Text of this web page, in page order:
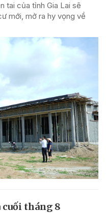
tai của tỉnh Gia Lai sẽ
mới, mở ra hy vọng về
cuối tháng 8